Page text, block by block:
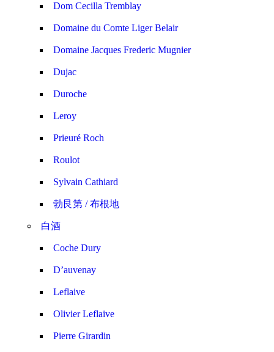
Dom Cecilla Tremblay
Domaine du Comte Liger Belair
Domaine Jacques Frederic Mugnier
Dujac
Duroche
Leroy
Prieuré Roch
Roulot
Sylvain Cathiard
勃艮第 / 布根地
白酒
Coche Dury
D’auvenay
Leflaive
Olivier Leflaive
Pierre Girardin